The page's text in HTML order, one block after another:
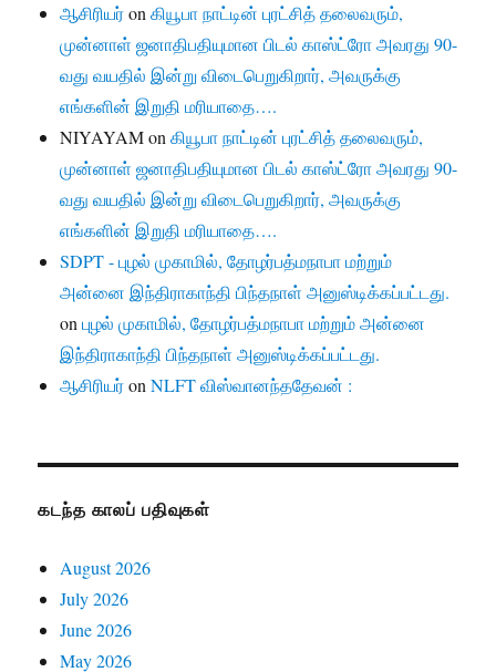
ஆசிரியர்onகியூபா நாட்டின் புரட்சித் தலைவரும்,
முன்னாள் ஜனாதிபதியுமான பிடல் காஸ்ட்ரோ அவரது 90-
வது வயதில் இன்று விடைபெறுகிறார், அவருக்கு
எங்களின் இறுதி மரியாதை….
NIYAYAMonகியூபா நாட்டின் புரட்சித் தலைவரும்,
முன்னாள் ஜனாதிபதியுமான பிடல் காஸ்ட்ரோ அவரது 90-
வது வயதில் இன்று விடைபெறுகிறார், அவருக்கு
எங்களின் இறுதி மரியாதை….
SDPT - புழல் முகாமில், தோழர்பத்மநாபா மற்றும்
அன்னை இந்திராகாந்தி பிந்தநாள் அனுஸ்டிக்கப்பட்டது.
onபுழல் முகாமில், தோழர்பத்மநாபா மற்றும் அன்னை
இந்திராகாந்தி பிந்தநாள் அனுஸ்டிக்கப்பட்டது.
ஆசிரியர்onNLFT விஸ்வானந்ததேவன் :
கடந்த காலப் பதிவுகள்
August 2026
July 2026
June 2026
May 2026